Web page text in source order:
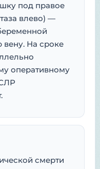
под правое
влево) —
На сроке
оперативному
смерти